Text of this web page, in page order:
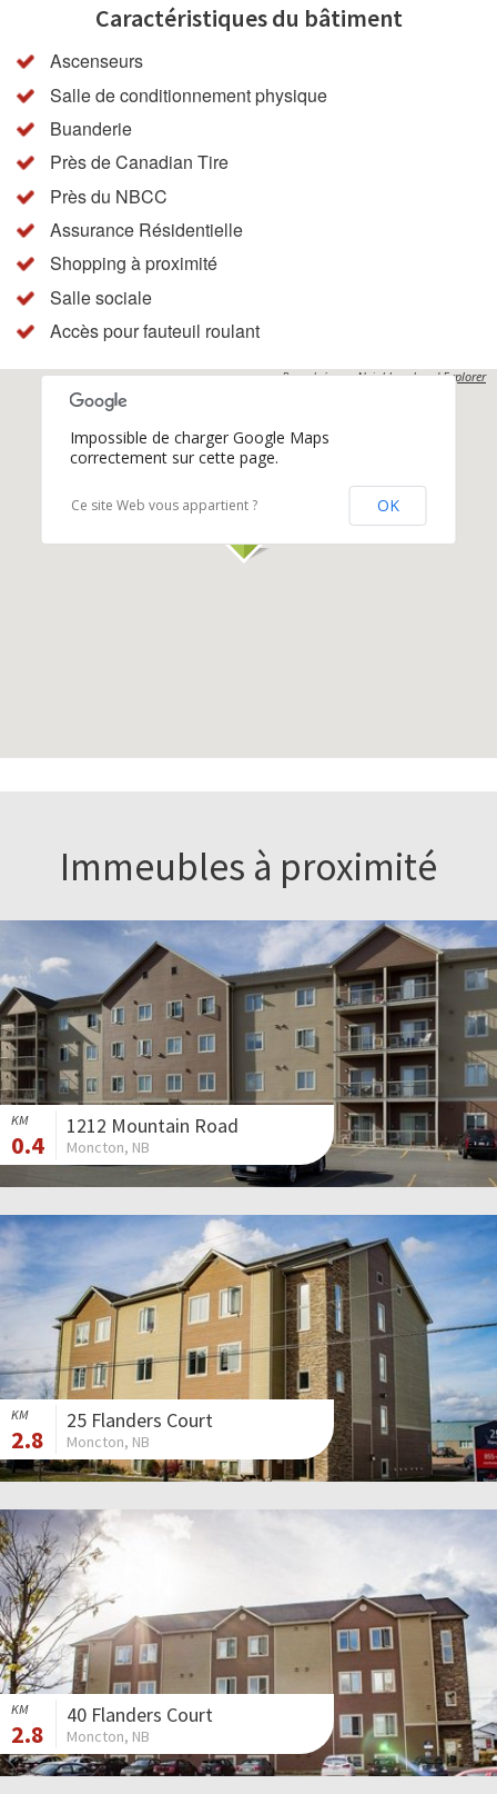
Caractéristiques du bâtiment
Ascenseurs
Salle de conditionnement physique
Buanderie
Près de Canadian Tire
Près du NBCC
Assurance Résidentielle
Shopping à proximité
Salle sociale
Accès pour fauteuil roulant
Propulsés parNeighbourhood Explorer
Impossible de charger Google Maps
correctement sur cette page.
Ce site Web vous appartient ? OK
Immeubles à proximité
KM
0.4
1212 Mountain Road
Moncton, NB
KM
2.8
25 Flanders Court
Moncton, NB
KM
2.8
40 Flanders Court
Moncton, NB